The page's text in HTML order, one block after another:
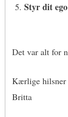
Styr dit ego
Det var alt for
Kærlige hilsner
Britta